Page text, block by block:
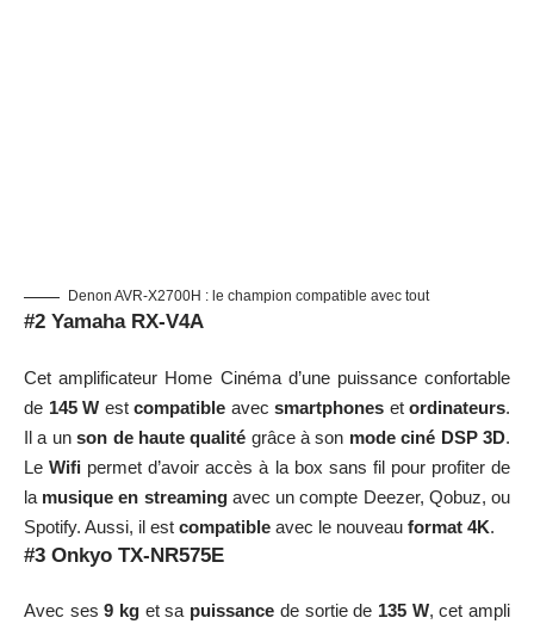
Denon AVR-X2700H : le champion compatible avec tout
#2 Yamaha RX-V4A
Cet amplificateur Home Cinéma d’une puissance confortable
de 145 W est compatible avec smartphones et ordinateurs.
Il a unson de haute qualité grâce à son mode ciné DSP 3D.
LeWifi permet d’avoir accès à la box sans fil pour profiter de
la musique en streamingavec un compte Deezer, Qobuz, ou
Spotify. Aussi, il est compatible avec le nouveau format 4K.
#3 Onkyo TX-NR575E
Avec ses9 kg et sa puissance de sortie de 135 W, cet ampli